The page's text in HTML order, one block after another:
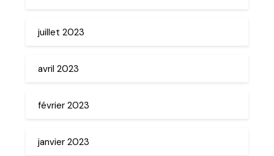
juillet 2023
avril 2023
février 2023
janvier 2023